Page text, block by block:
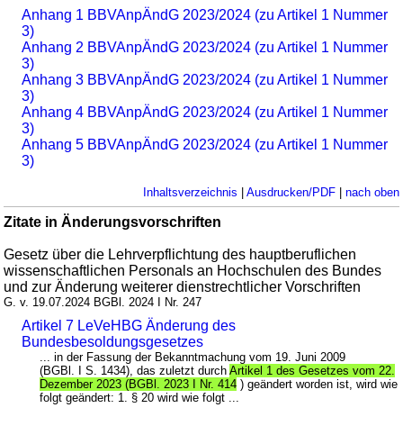
Anhang 1 BBVAnpÄndG 2023/2024 (zu Artikel 1 Nummer
3)
Anhang 2 BBVAnpÄndG 2023/2024 (zu Artikel 1 Nummer
3)
Anhang 3 BBVAnpÄndG 2023/2024 (zu Artikel 1 Nummer
3)
Anhang 4 BBVAnpÄndG 2023/2024 (zu Artikel 1 Nummer
3)
Anhang 5 BBVAnpÄndG 2023/2024 (zu Artikel 1 Nummer
3)
Inhaltsverzeichnis Ausdrucken/PDF| nach oben
Zitate in Änderungsvorschriften
Gesetz über die Lehrverpflichtung des hauptberuflichen
wissenschaftlichen Personals an Hochschulen des Bundes
und zur Änderung weiterer dienstrechtlicher Vorschriften
G. v. 19.07.2024 BGBl. 2024 I Nr. 247
Artikel 7 LeVeHBG Änderung des
Bundesbesoldungsgesetzes
... in der Fassung der Bekanntmachung vom 19. Juni 2009
(BGBl. I S. 1434), das zuletzt durchArtikel 1 des Gesetzes vom 22.
Dezember 2023 (BGBl. 2023 I Nr. 414 ) geändert worden ist, wird wie
folgt geändert: 1. § 20 wird wie folgt ...